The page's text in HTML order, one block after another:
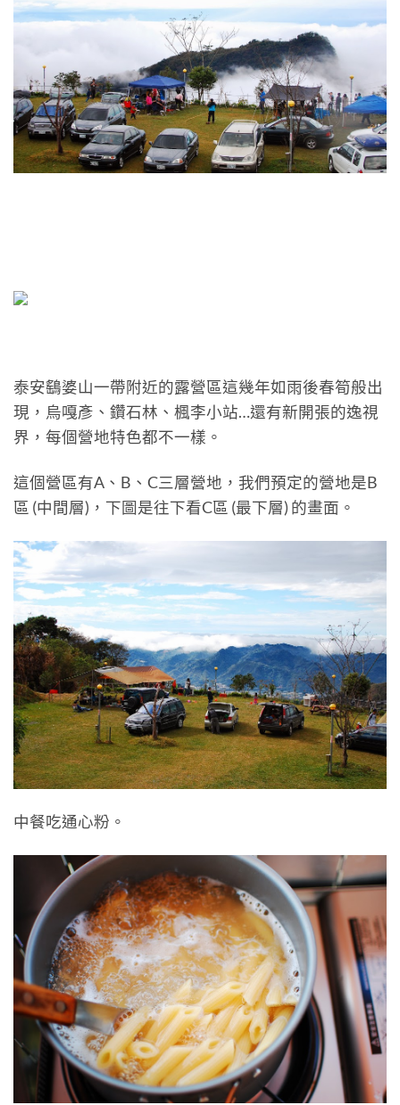
泰安鷂婆山一帶附近的露營區這幾年如雨後春筍般出
現，烏嘎彥、鑽石林、楓李小站…還有新開張的逸視
界，每個營地特色都不一樣。
這個營區有A、B、C三層營地，我們預定的營地是B
區 (中間層)，下圖是往下看C區 (最下層) 的畫面。
中餐吃通心粉。